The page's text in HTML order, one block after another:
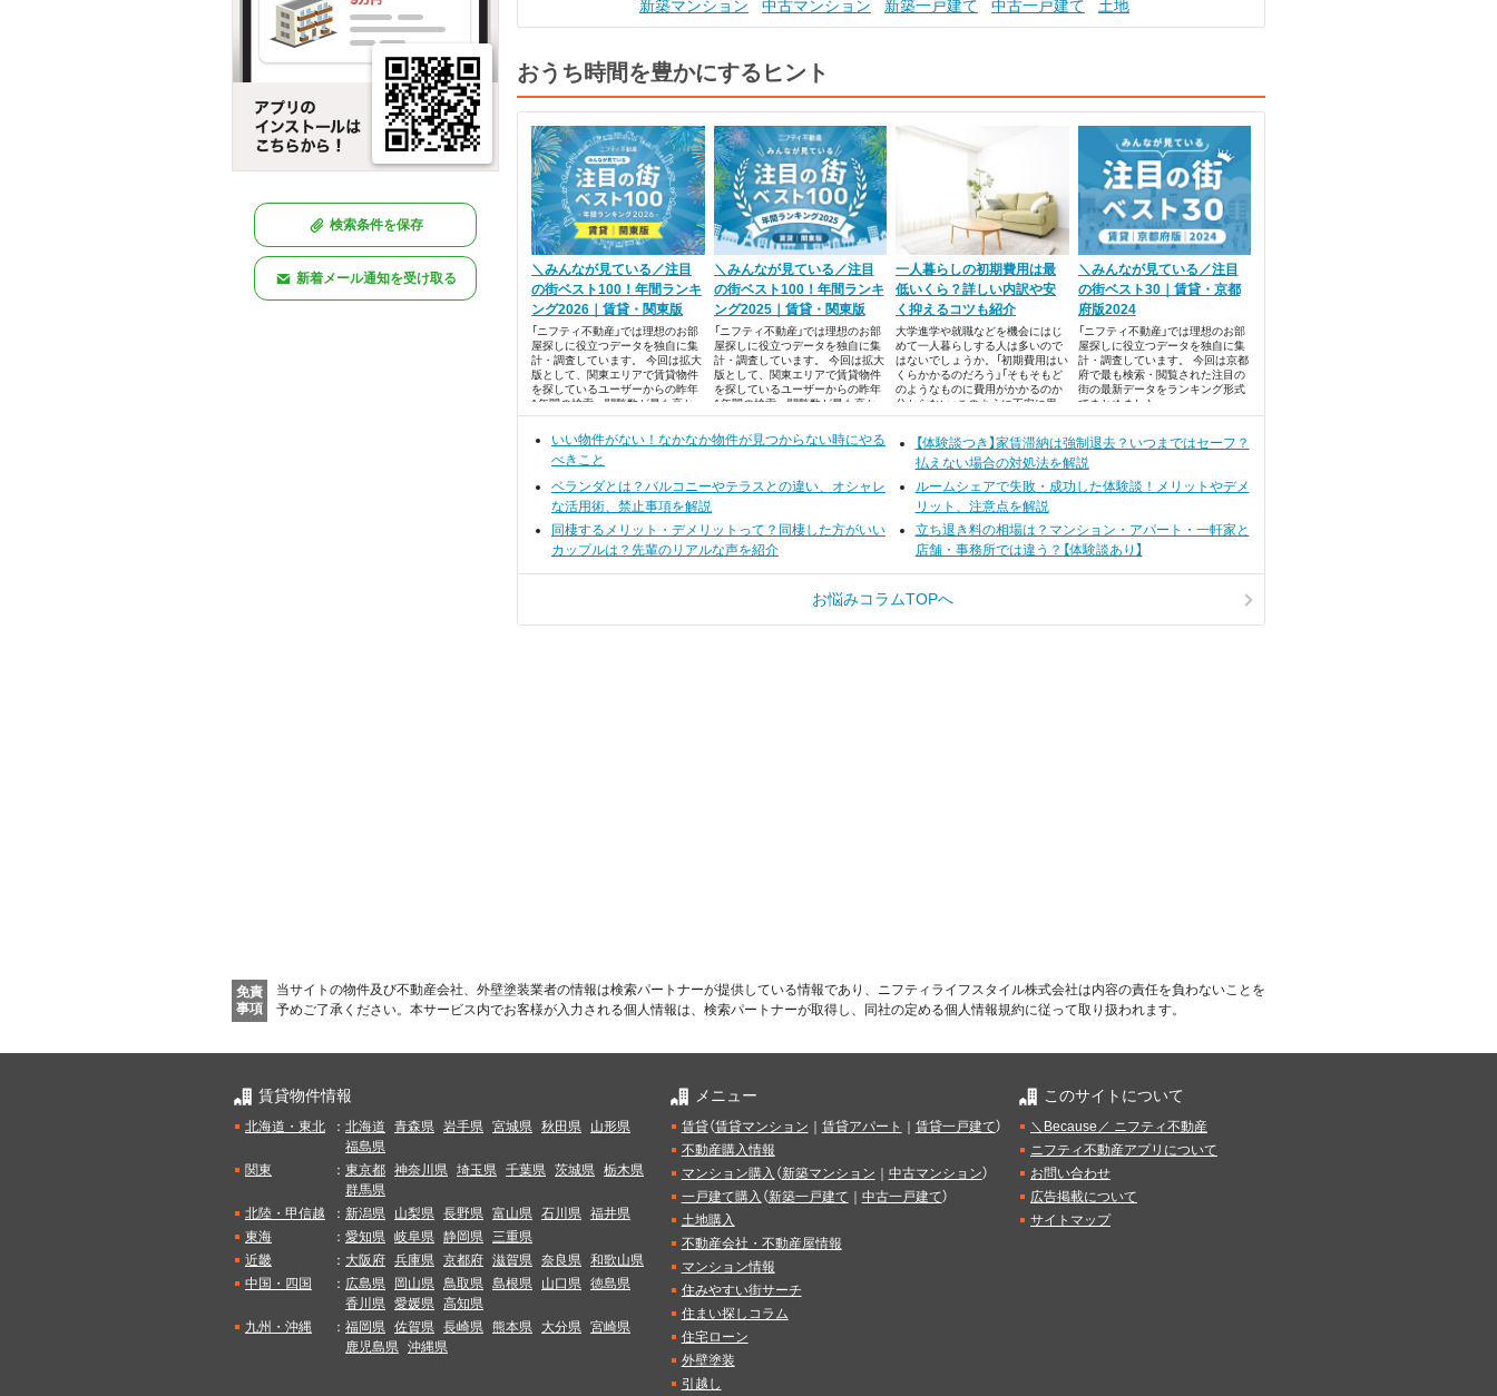
検索条件を保存
新着メール通知を受け取る
新築マンション
中古マンション 新築一戸建て 中古一戸建て 土地
おうち時間を豊かにするヒント
＼みんなが見ている／注目
の街ベスト100！年間ランキ
ング2026｜賃貸・関東版
「ニフティ不動産」では理想のお部
屋探しに役立つデータを独自に集
計・調査しています。 今回は拡大
版として、関東エリアで賃貸物件
を探しているユーザーからの昨年
1年間の検索・閲覧数が最も高か
った、注目の街ランキングベスト
100を発表します！
＼みんなが見ている／注目
の街ベスト100！年間ランキ
ング2025｜賃貸・関東版
「ニフティ不動産」では理想のお部
屋探しに役立つデータを独自に集
計・調査しています。 今回は拡大
版として、関東エリアで賃貸物件
を探しているユーザーからの昨年
1年間の検索・閲覧数が最も高か
った、注目の街ランキングベスト
100を発表します！
一人暮らしの初期費用は最
低いくら？詳しい内訳や安
く抑えるコツも紹介
大学進学や就職などを機会にはじ
めて一人暮らしする人は多いので
はないでしょうか。「初期費用はい
くらかかるのだろう」「そもそもど
のようなものに費用がかかるのか
分からない」このように不安に思っ
ている人はいませんか？
＼みんなが見ている／注目
の街ベスト30｜賃貸・京都
府版2024
「ニフティ不動産」では理想のお部
屋探しに役立つデータを独自に集
計・調査しています。 今回は京都
府で最も検索・閲覧された注目の
街の最新データをランキング形式
でまとめました。
いい物件がない！なかなか物件が見つからない時にやる
べきこと
【体験談つき】家賃滞納は強制退去？いつまではセーフ？
払えない場合の対処法を解説
ベランダとは？バルコニーやテラスとの違い、オシャレ
な活用術、禁止事項を解説
ルームシェアで失敗・成功した体験談！メリットやデメ
リット、注意点を解説
同棲するメリット・デメリットって？同棲した方がいい
カップルは？先輩のリアルな声を紹介
立ち退き料の相場は？マンション・アパート・一軒家と
店舗・事務所では違う？【体験談あり】
お悩みコラムTOPへ
免責
事項
当サイトの物件及び不動産会社、外壁塗装業者の情報は検索パートナーが提供している情報であり、ニフティライフスタイル株式会社は内容の責任を負わないことを
予めご了承ください。 本サービス内でお客様が入力される個人情報は、検索パートナーが取得し、同社の定める個人情報規約に従って取り扱われます。
賃貸物件情報
北海道・東北 ： 北海道 青森県 岩手県 宮城県 秋田県
山形県
福島県
関東
： 東京都 神奈川県 埼玉県 千葉県 茨城県 栃木県
群馬県
北陸・甲信越
： 新潟県 山梨県 長野県 富山県 石川県 福井県
東海
： 愛知県 岐阜県 静岡県 三重県
近畿
： 大阪府 兵庫県 京都府 滋賀県 奈良県 和歌山県
中国・四国
： 広島県 岡山県 鳥取県 島根県 山口県 徳島県
香川県 愛媛県 高知県
九州・沖縄
： 福岡県 佐賀県 長崎県 熊本県 大分県 宮崎県
鹿児島県 沖縄県
メニュー
賃貸（賃貸マンション 賃貸アパート 賃貸一戸建て）
不動産購入情報
マンション購入 （新築マンション 中古マンション）
一戸建て購入 （新築一戸建て 中古一戸建て）
土地購入
不動産会社・不動産屋情報
マンション情報
住みやすい街サーチ
住まい探しコラム
住宅ローン
外壁塗装
引越し
このサイトについて
＼Because／ ニフティ不動産
ニフティ不動産アプリについて
お問い合わせ
広告掲載について
サイトマップ